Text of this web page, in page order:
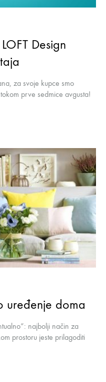
Design
za svoje kupce smo
prve sedmice avgusta!
House salonu namještaja
uređenje doma
najbolji način za
prostoru jeste prilagoditi
je vaš dom čist, uredan